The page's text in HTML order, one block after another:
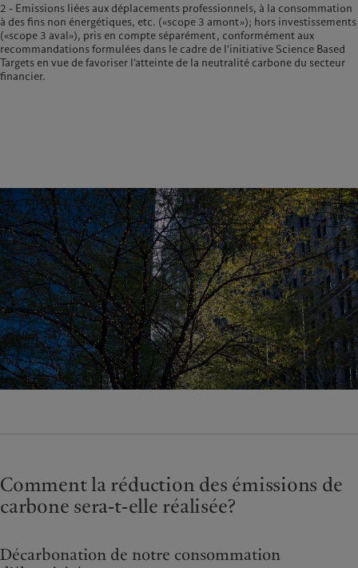
2 - Emissions liées aux déplacements professionnels, à la consommation
à des fins non énergétiques, etc. («scope 3 amont»); hors investissements
(«scope 3 aval»), pris en compte séparément, conformément aux
recommandations formulées dans le cadre de l’initiative Science Based
Targets en vue de favoriser l’atteinte de la neutralité carbone du secteur
financier.
Comment la réduction des émissions de
carbone sera-t-elle réalisée?
Décarbonation de notre consommation